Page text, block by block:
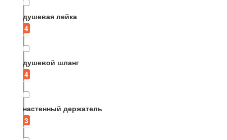
душевая лейка
4
душевой шланг
4
настенный держатель
3